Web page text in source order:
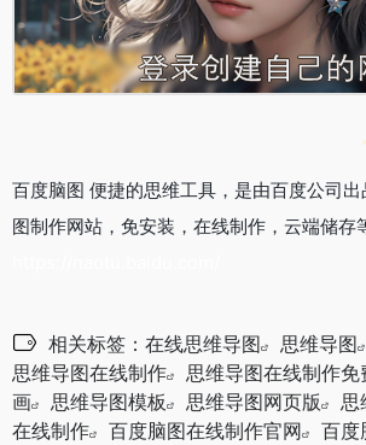
百度脑图 便捷的思维工具，是由百度公司
图制作网站，免安装，在线制作，云端储存
相关标签： 在线思维导图 思维导图
思维导图在线制作
思维导图在线制作免
画
思维导图模板 思维导图网页版 思
在线制作
百度脑图在线制作官网 百度